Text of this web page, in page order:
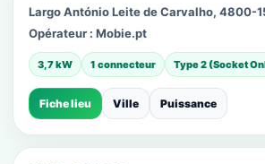
Largo António Leite de Carvalho, 4800-
Opérateur : Mobie.pt
3,7 kW 1 connecteur Type 2 (Socket
Fiche lieu Ville Puissance